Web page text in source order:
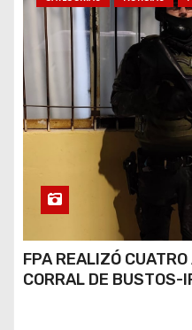
FPA REALIZÓ
CORRAL DE BUSTOS-